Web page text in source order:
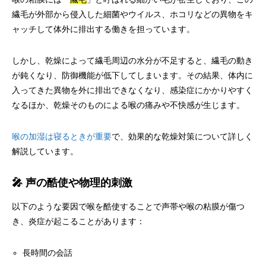
繊毛が外部から侵入した細菌やウイルス、ホコリなどの異物をキ
ャッチして体外に排出する働きを担っています。
しかし、乾燥によって繊毛周辺の水分が不足すると、繊毛の動き
が鈍くなり、防御機能が低下してしまいます。その結果、体内に
入ってきた異物を外に排出できなくなり、感染症にかかりやすく
なるほか、乾燥そのものによる喉の痛みや不快感が生じます。
喉の加湿は寝るときが重要で、効果的な乾燥対策について詳しく
解説しています。
🎤 声の酷使や物理的刺激
以下のような要因で喉を酷使することで声帯や喉の粘膜が傷つ
き、炎症が起こることがあります：
長時間の会話